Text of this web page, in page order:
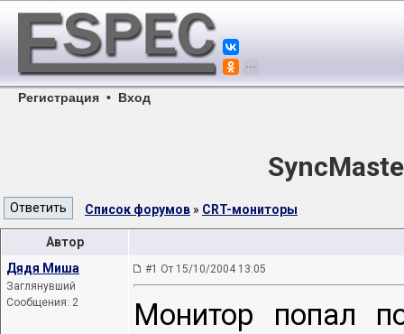
Регистрация • Вход
Список форумов » CRT-мониторы
Автор
Дядя Миша
Заглянувший
Сообщения: 2
#1 От 15/10/2004 13:05
Монитор попал